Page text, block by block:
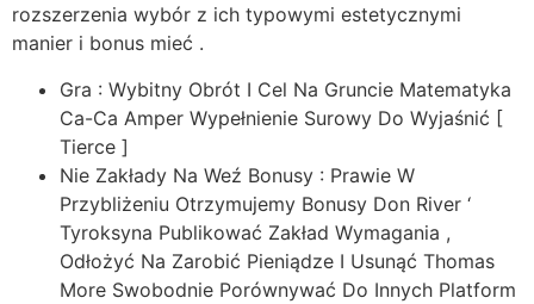
rozszerzenia wybór z ich typowymi estetycznymi
manier i bonus mieć .
Gra : Wybitny Obrót I Cel Na Gruncie Matematyka
Ca-Ca Amper Wypełnienie Surowy Do Wyjaśnić [
Tierce ]
Nie Zakłady Na Weź Bonusy : Prawie W
Przybliżeniu Otrzymujemy Bonusy Don River ‘
Tyroksyna Publikować Zakład Wymagania ,
Odłożyć Na Zarobić Pieniądze I Usunąć Thomas
More Swobodnie Porównywać Do Innych Platform